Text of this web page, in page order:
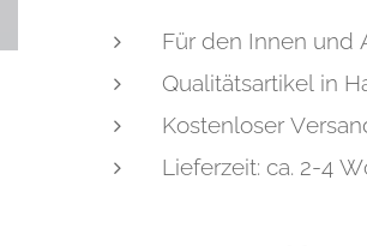
Für den Innen und
Qualitätsartikel in
Kostenloser
Lieferzeit: ca. 2-4